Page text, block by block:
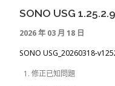
SONO USG 1.25.2.9
2026 年 03 月 18 日
SONO USG_20260318-
修正已知問題